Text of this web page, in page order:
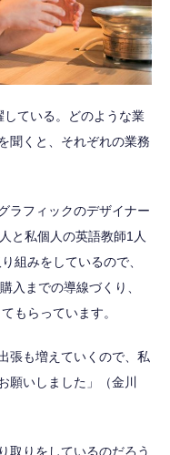
ている。どのような業
聞くと、それぞれの業務
ラフィックのデザイナー
と私個人の英語教師1人
組みをしているので、
入までの導線づくり、
もらっています。
張も増えていくので、私
願いしました」（金川
取りをしているのだろう